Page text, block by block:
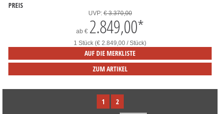
PREIS
UVP:€ 3.370,00
ab € 2.849,00*
1 Stück (€ 2.849,00 / Stück)
AUF DIE MERKLISTE
ZUM ARTIKEL
1
2